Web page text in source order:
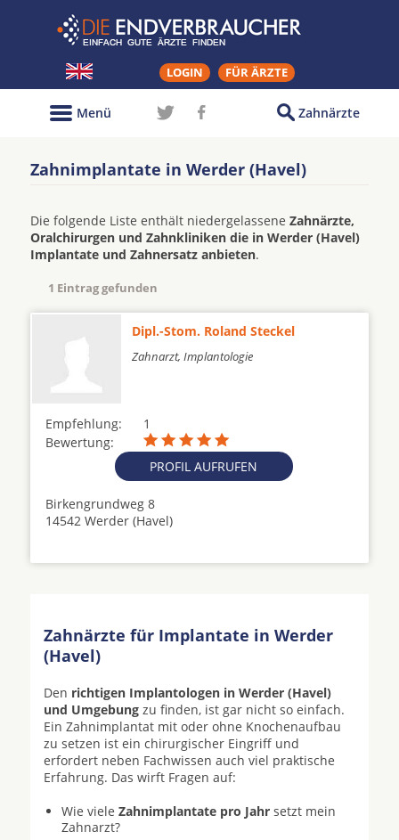
LOGIN FÜR ÄRZTE
Zahnärzte
Menü
Zahnimplantate in Werder (Havel)
Die folgende Liste enthält niedergelassene Zahnärzte,
Oralchirurgen und Zahnkliniken die in Werder (Havel)
Implantate und Zahnersatz anbieten.
1 Eintrag gefunden
Dipl.-Stom. Roland Steckel
Zahnarzt, Implantologie
Empfehlung:
1
Bewertung:
PROFIL AUFRUFEN
Birkengrundweg 8
14542 Werder (Havel)
Zahnärzte für Implantate in Werder
(Havel)
Den richtigen Implantologen in Werder (Havel)
und Umgebung zu finden, ist gar nicht so einfach.
Ein Zahnimplantat mit oder ohne Knochenaufbau
zu setzen ist ein chirurgischer Eingriff und
erfordert neben Fachwissen auch viel praktische
Erfahrung. Das wirft Fragen auf:
Wie viele Zahnimplantate pro Jahr setzt mein
Zahnarzt?